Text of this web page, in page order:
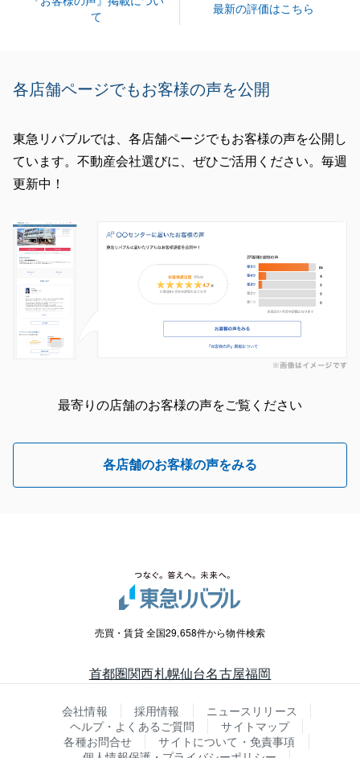
責任を持って対応してまいりますのでどうぞ宜しくお
て
最新の評価はこちら
各店舗ページでもお客様の声を公開
東急リバブルでは、各店舗ページでもお客様の声を公開し
ています。不動産会社選びに、ぜひご活用ください。毎週
更新中！
最寄りの店舗のお客様の声をご覧ください
各店舗のお客様の声をみる
売買・賃貸 全国29,658件から物件検索
首都圏関西札幌仙台名古屋福岡
会社情報 採用情報
ニュースリリース
ヘルプ・よくあるご質問
サイトマップ
各種お問合せ
サイトについて・免責事項